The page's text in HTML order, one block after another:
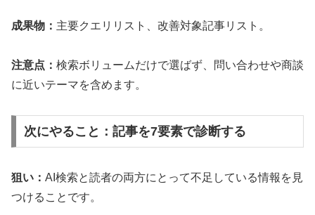
成果物： 主要クエリリスト、改善対象記事リスト。
注意点： 検索ボリュームだけで選ばず、問い合わせや商談
に近いテーマを含めます。
次にやること：記事を7要素で診断する
狙い： AI検索と読者の両方にとって不足している情報を見
つけることです。